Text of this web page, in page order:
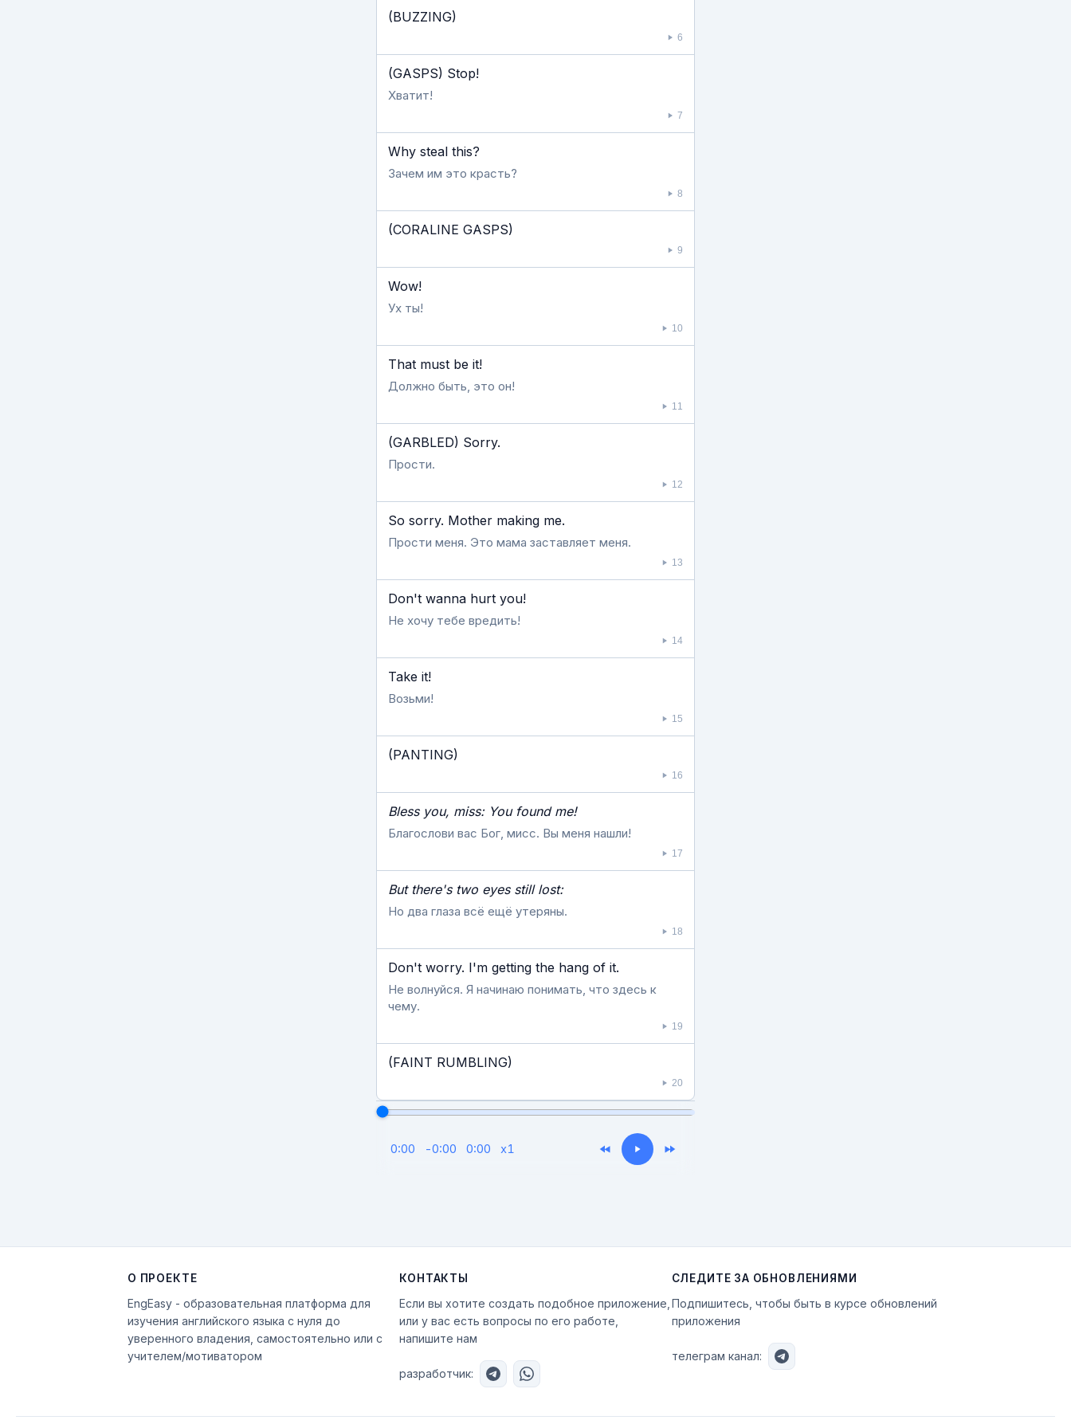
(BUZZING)
6
(GASPS) Stop!
Хватит!
7
Why steal this?
Зачем им это красть?
8
(CORALINE GASPS)
9
Wow!
Ух ты!
10
That must be it!
Должно быть, это он!
11
(GARBLED) Sorry.
Прости.
12
So sorry. Mother making me.
Прости меня. Это мама заставляет меня.
13
Don't wanna hurt you!
Не хочу тебе вредить!
14
Take it!
Возьми!
15
(PANTING)
16
Bless you, miss: You found me!
Благослови вас Бог, мисс. Вы меня нашли!
17
But there's two eyes still lost:
Но два глаза всё ещё утеряны.
18
Don't worry. I'm getting the hang of it.
Не волнуйся. Я начинаю понимать, что здесь к
чему.
19
(FAINT RUMBLING)
20
0:00 -0:00 0:00 x1
О ПРОЕКТЕ
EngEasy - образовательная платформа для
изучения английского языка с нуля до
уверенного владения, самостоятельно или с
учителем/мотиватором
КОНТАКТЫ
Если вы хотите создать подобное приложение,
или у вас есть вопросы по его работе,
напишите нам
разработчик:
СЛЕДИТЕ ЗА ОБНОВЛЕНИЯМИ
Подпишитесь, чтобы быть в курсе обновлений
приложения
телеграм канал: